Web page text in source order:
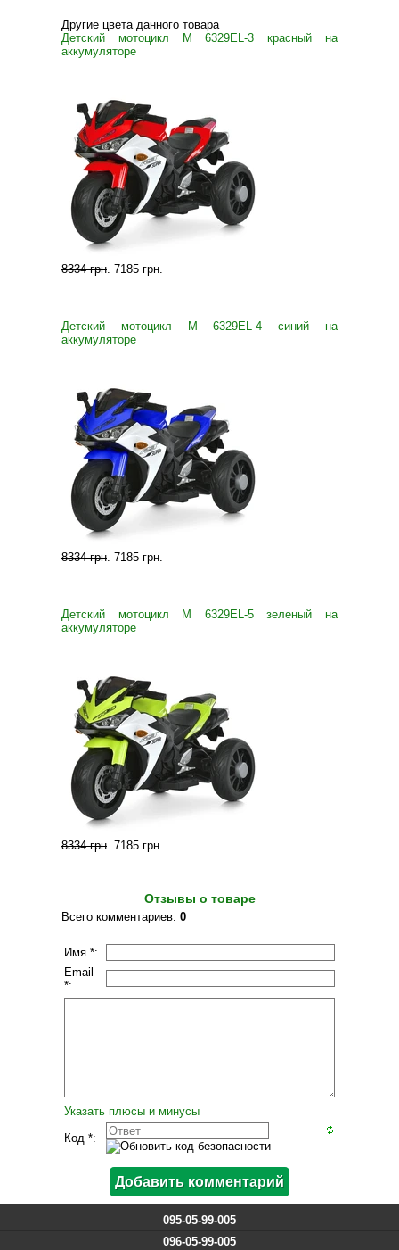
Другие цвета данного товара
Детский мотоцикл M 6329EL-3 красный на
аккумуляторе
8334 грн. 7185 грн.
Детский мотоцикл M 6329EL-4 синий на
аккумуляторе
8334 грн. 7185 грн.
Детский мотоцикл M 6329EL-5 зеленый на
аккумуляторе
8334 грн. 7185 грн.
Отзывы о товаре
Всего комментариев: 0
Имя *:
Email
*:
Указать плюсы и минусы
Код *:
095-05-99-005
096-05-99-005